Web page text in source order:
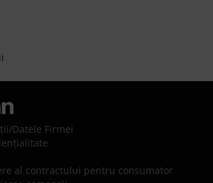
/Datele Firmei
al contractului pentru consumator